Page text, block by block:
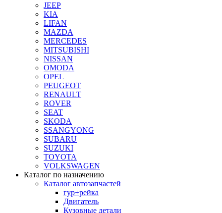
JEEP
KIA
LIFAN
MAZDA
MERCEDES
MITSUBISHI
NISSAN
OMODA
OPEL
PEUGEOT
RENAULT
ROVER
SEAT
SKODA
SSANGYONG
SUBARU
SUZUKI
TOYOTA
VOLKSWAGEN
Каталог по назначению
Каталог автозапчастей
гур+рейка
Двигатель
Кузовные детали